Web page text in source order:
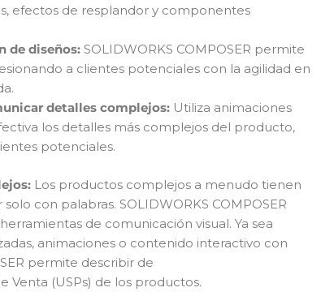
efectos de resplandor y componentes
de diseños: SOLIDWORKS COMPOSER permite
a clientes potenciales con la agilidad en
detalles complejos: Utiliza animaciones
los detalles más complejos del producto,
potenciales.
Los productos complejos a menudo tienen
con palabras. SOLIDWORKS COMPOSER
de comunicación visual. Ya sea
animaciones o contenido interactivo con
permite describir de
Venta (USPs) de los productos.